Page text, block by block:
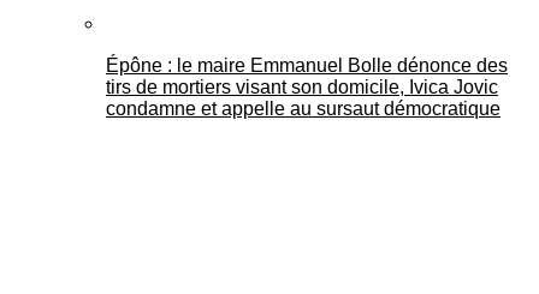
Épône : le maire Emmanuel Bolle dénonce des
tirs de mortiers visant son domicile, Ivica Jovic
condamne et appelle au sursaut démocratique